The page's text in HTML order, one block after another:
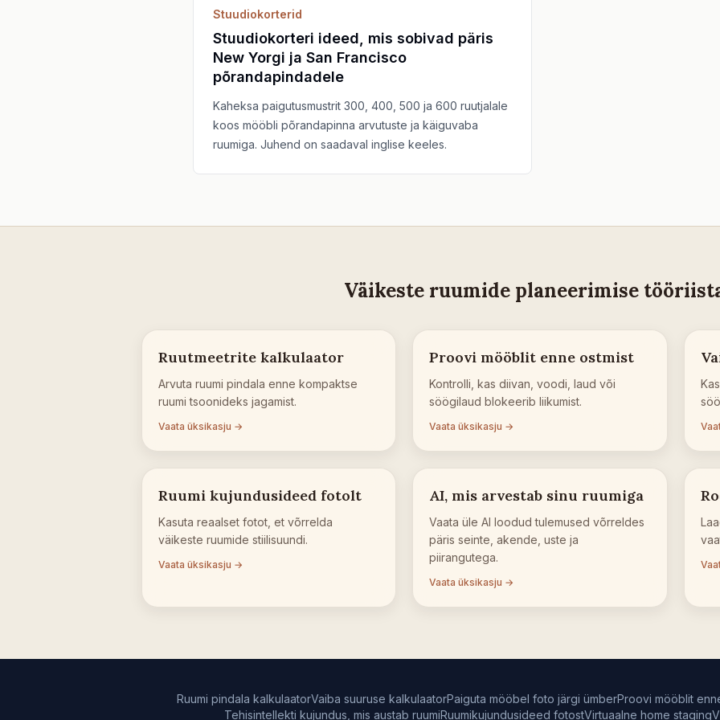
Stuudiokorterid
Stuudiokorteri ideed, mis sobivad päris
New Yorgi ja San Francisco
põrandapindadele
Kaheksa paigutusmustrit 300, 400, 500 ja 600 ruutjalale
koos mööbli põrandapinna arvutuste ja käiguvaba
ruumiga. Juhend on saadaval inglise keeles.
Väikeste ruumide planeerimise
Ruutmeetrite kalkulaator
Arvuta ruumi pindala enne kompaktse
ruumi tsoonideks jagamist.
Vaata üksikasju →
Proovi mööblit enne ostmist
Kontrolli, kas diivan, voodi, laud või
söögilaud blokeerib liikumist.
Vaata üksikasju →
Ruumi kujundusideed fotolt
Kasuta reaalset fotot, et võrrelda
väikeste ruumide stiilisuundi.
Vaata üksikasju →
AI, mis arvestab sinu ruumiga
Vaata üle AI loodud tulemused võrreldes
päris seinte, akende, uste ja
piirangutega.
Vaata üksikasju →
Ruumi pindala kalkulaatorVaiba suuruse kalkulaatorPaiguta mööbel foto järgi ümberProovi mööblit
Tehisintellekti kujundus, mis austab ruumiRuumikujundusideed fotostVirtuaalne home staging